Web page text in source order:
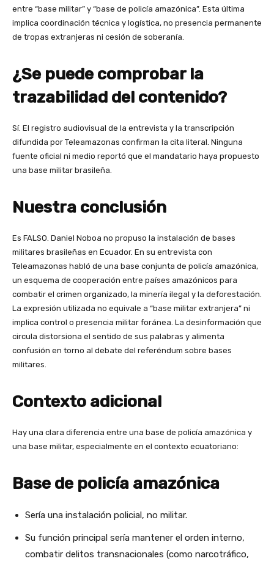
entre “base militar” y “base de policía amazónica”. Esta última
implica coordinación técnica y logística, no presencia permanente
de tropas extranjeras ni cesión de soberanía.
¿Se puede comprobar la
trazabilidad del contenido?
Sí. El registro audiovisual de la entrevista y la transcripción
difundida por Teleamazonas confirman la cita literal. Ninguna
fuente oficial ni medio reportó que el mandatario haya propuesto
una base militar brasileña.
Nuestra conclusión
Es FALSO. Daniel Noboa no propuso la instalación de bases
militares brasileñas en Ecuador. En su entrevista con
Teleamazonas habló de una base conjunta de policía amazónica,
un esquema de cooperación entre países amazónicos para
combatir el crimen organizado, la minería ilegal y la deforestación.
La expresión utilizada no equivale a “base militar extranjera” ni
implica control o presencia militar foránea. La desinformación que
circula distorsiona el sentido de sus palabras y alimenta
confusión en torno al debate del referéndum sobre bases
militares.
Contexto adicional
Hay una clara diferencia entre una base de policía amazónica y
una base militar, especialmente en el contexto ecuatoriano:
Base de policía amazónica
Sería una instalación policial, no militar.
Su función principal sería mantener el orden interno,
combatir delitos transnacionales (como narcotráfico,